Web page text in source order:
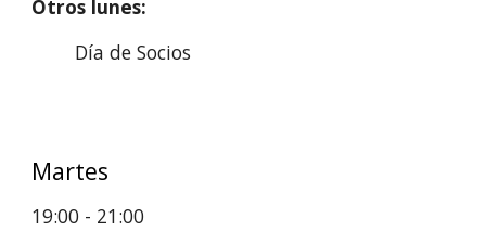
Otros lunes:
Día de Socios
Martes
19:00 - 21:00